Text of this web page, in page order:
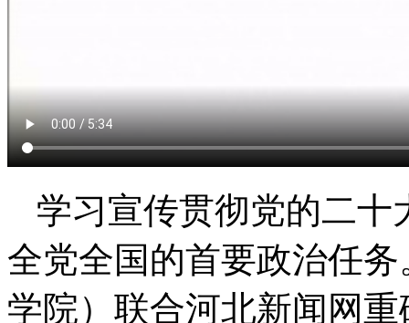
学习宣传贯彻党的二十
全党全国的首要政治任
学院）联合河北新闻网